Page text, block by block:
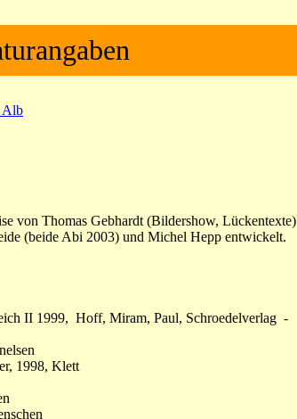
Alb
von Thomas Gebhardt (Bildershow, Lückentexte)
(beide Abi 2003) und Michel Hepp entwickelt.
II 1999, Hoff, Miram, Paul, Schroedelverlag -
1998, Klett